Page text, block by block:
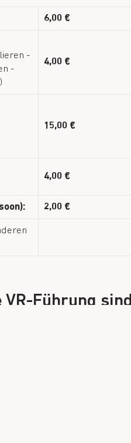
6,00 €
-
-
4,00 €
15,00 €
4,00 €
2,00 €
Führung